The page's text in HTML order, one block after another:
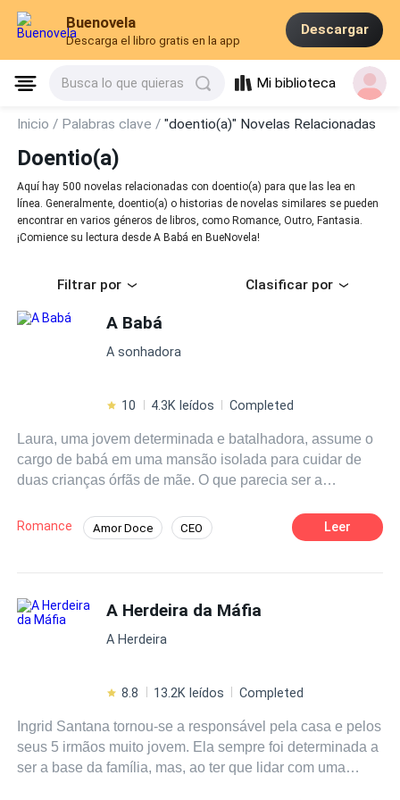
Buenovela
Descarga el libro gratis en la app
Descargar
Busca lo que quieras Mi biblioteca
Inicio / Palabras clave /"doentio(a)" Novelas Relacionadas
Doentio(a)
Aquí hay 500 novelas relacionadas con doentio(a) para que las lea en
línea. Generalmente, doentio(a) o historias de novelas similares se pueden
encontrar en varios géneros de libros, como Romance, Outro, Fantasia.
¡Comience su lectura desde A Babá en BueNovela!
Filtrar por Clasificar por
A Babá
A sonhadora
10 4.3K leídos Completed
Laura, uma jovem determinada e batalhadora, assume o
cargo de babá em uma mansão isolada para cuidar de
duas crianças órfãs de mãe. O que parecia ser a
transforma em um campo de batalhas emocionais e
perigosas. Lucas, o charmoso e reservado viúvo, tenta
suporta as crianças e enxerga Laura como uma ameaça.
Entre laços criados com as crianças e intrigas
alimentadas por Vanessa, Laura enfrenta humilhações,
obscuros do passado de Vanessa vêm à tona, Laura se
tudo o que construiu. Com coragem e determinação,
Laura luta para proteger as crianças e provar sua
inocência, enquanto Lucas descobre que seu coração
Romance Amor Doce CEO
Contemporâneo
Leer
A Herdeira da Máfia
A Herdeira
8.8 13.2K leídos Completed
Ingrid Santana tornou-se a responsável pela casa e pelos
seus 5 irmãos muito jovem. Ela sempre foi determinada a
ser a base da família, mas, ao ter que lidar com uma